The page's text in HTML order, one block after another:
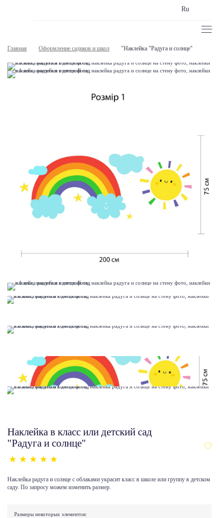
Ru
Главная Оформление садиков и школ "Наклейка "Радуга и солнце"
Наклейка в класс или детский сад
"Радуга и солнце"
Наклейка радуга и солнце с облаками украсит класс в школе или группу в детском
саду. По запросу можем изменить размер.
Размеры некоторых элементов: